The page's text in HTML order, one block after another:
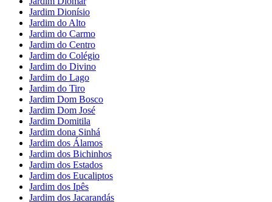
Jardim Dionísio
Jardim do Alto
Jardim do Carmo
Jardim do Centro
Jardim do Colégio
Jardim do Divino
Jardim do Lago
Jardim do Tiro
Jardim Dom Bosco
Jardim Dom José
Jardim Domitila
Jardim dona Sinhá
Jardim dos Álamos
Jardim dos Bichinhos
Jardim dos Estados
Jardim dos Eucaliptos
Jardim dos Ipês
Jardim dos Jacarandás